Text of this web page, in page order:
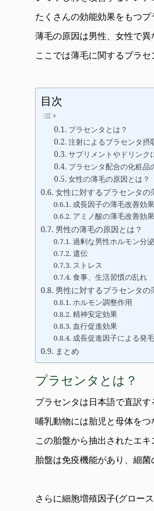
たくさんの効能効果をもつ
薄毛の原因は男性、女性で
ここでは薄毛に関するプラセ
目次
プラセンタとは？
注射によるプラセンタ摂
サプリメントやドリンク
プラセンタ配合の化粧品
女性の薄毛の原因とは？
女性に対するプラセンタの
成長因子の薄毛改善効果
アミノ酸の薄毛改善効果
男性の薄毛の原因とは？
過剰な男性ホルモン分泌
遺伝
ストレス
食事、生活習慣の乱れ
男性に対するプラセンタの
ホルモン調整作用
精神安定効果
血行促進効果
成長促進因子による発
まとめ
プラセンタとは？
プラセンタは日本語で直訳す
哺乳動物には胎児と母体をつ
この胎盤から抽出されたエ
胎盤は免疫機能があり、細菌
さらに細胞増殖因子(グロー